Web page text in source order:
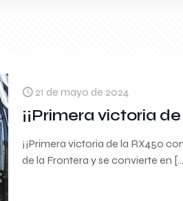
21 de mayo de 2024
¡¡Primera victoria
¡¡Primera victoria de la RX450
de la Frontera y se convierte en